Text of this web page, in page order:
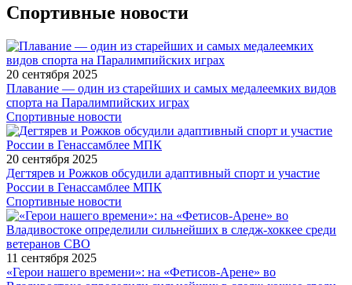
Спортивные новости
20 сентября 2025
Плавание — один из старейших и самых медалеемких видов
спорта на Паралимпийских играх
Спортивные новости
20 сентября 2025
Дегтярев и Рожков обсудили адаптивный спорт и участие
России в Генассамблее МПК
Спортивные новости
11 сентября 2025
«Герои нашего времени»: на «Фетисов-Арене» во